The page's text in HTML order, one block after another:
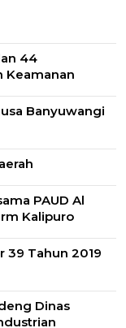
44
Keamanan
Banyuwangi
PAUD Al
Kalipuro
39 Tahun 2019
Dinas